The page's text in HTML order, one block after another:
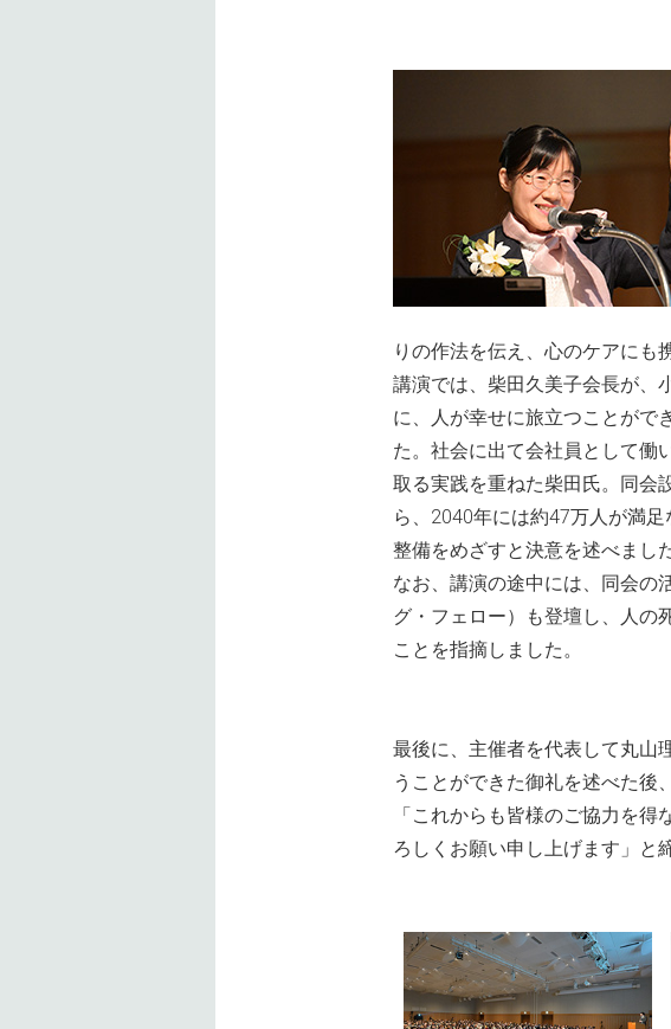
りの作法を伝え、心のケアにも
講演では、柴田久美子会長が、
に、人が幸せに旅立つことがで
た。社会に出て会社員として働
取る実践を重ねた柴田氏。同会
ら、2040年には約47万人が満
整備をめざすと決意を述べました
なお、講演の途中には、同会の
グ・フェロー）も登壇し、人の
ことを指摘しました。
最後に、主催者を代表して丸山
うことができた御礼を述べた後
「これからも皆様のご協力を
ろしくお願い申し上げます」と